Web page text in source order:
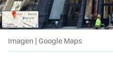
Imagen | Google Maps